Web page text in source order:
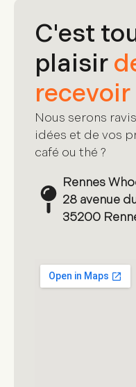
C'est
plaisir
recevoir
Nous serons
idées et de vos
café ou thé ?
Rennes
28 avenue
35200